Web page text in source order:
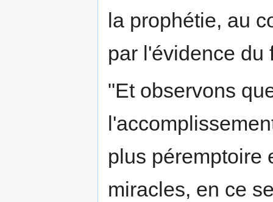
la prophétie, au
par l'évidence du
"Et observons
plus péremptoire
miracles, en ce